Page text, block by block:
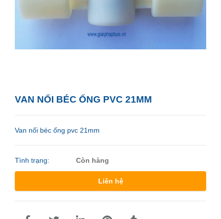
VAN NỐI BÉC ỐNG PVC 21MM
Van nối béc ống pvc 21mm
Tình trạng: Còn hàng
Liên hệ